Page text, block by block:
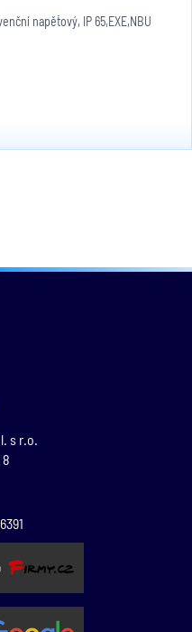
napěťový, IP 65,EXE,NBÚ
s r.o.
8